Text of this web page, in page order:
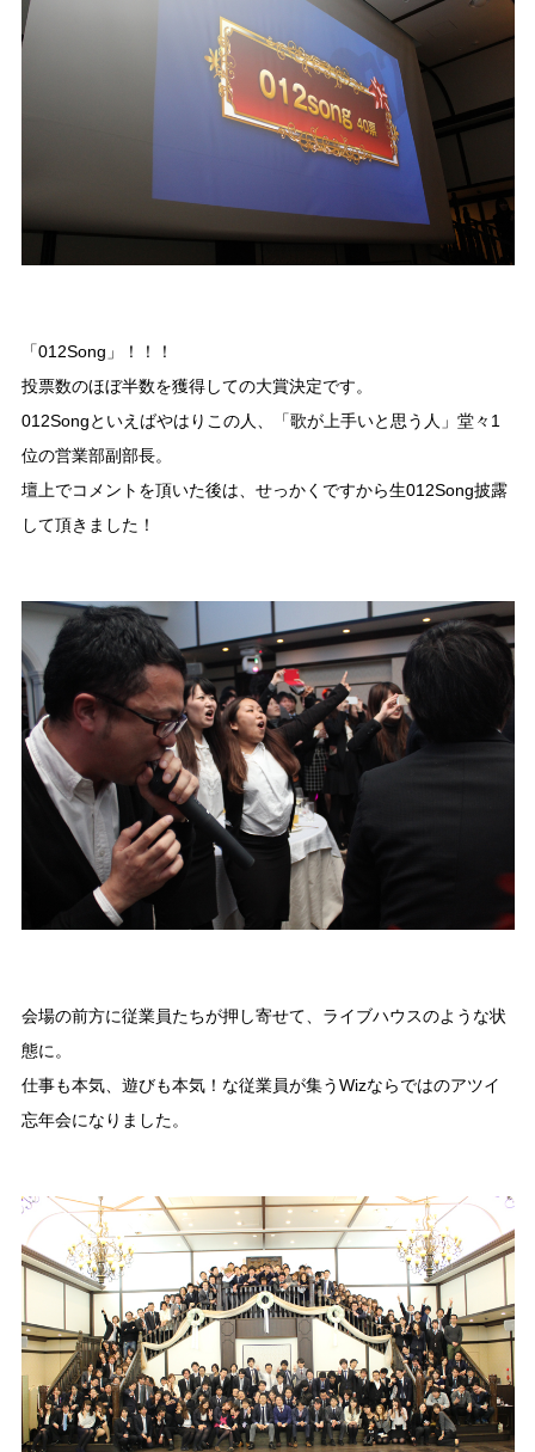
「012Song」！！！
投票数のほぼ半数を獲得しての大賞決定です。
012Songといえばやはりこの人、「歌が上手いと思う人」堂々1
位の営業部副部長。
壇上でコメントを頂いた後は、せっかくですから生012Song披露
して頂きました！
会場の前方に従業員たちが押し寄せて、ライブハウスのような状
態に。
仕事も本気、遊びも本気！な従業員が集うWizならではのアツイ
忘年会になりました。